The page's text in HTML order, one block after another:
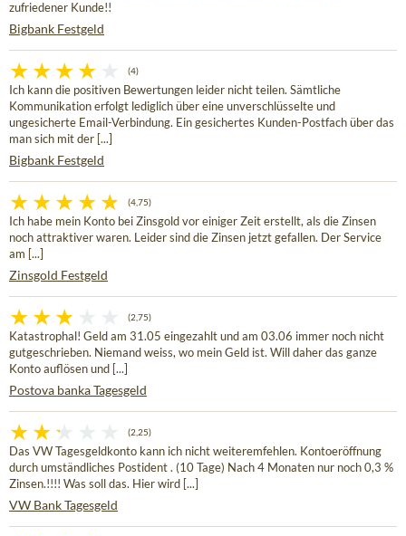
zufriedener Kunde!!
Bigbank Festgeld
(4)
Ich kann die positiven Bewertungen leider nicht teilen. Sämtliche
Kommunikation erfolgt lediglich über eine unverschlüsselte und
ungesicherte Email-Verbindung. Ein gesichertes Kunden-Postfach über das
man sich mit der [...]
Bigbank Festgeld
(4,75)
Ich habe mein Konto bei Zinsgold vor einiger Zeit erstellt, als die Zinsen
noch attraktiver waren. Leider sind die Zinsen jetzt gefallen. Der Service
am [...]
Zinsgold Festgeld
(2,75)
Katastrophal! Geld am 31.05 eingezahlt und am 03.06 immer noch nicht
gutgeschrieben. Niemand weiss, wo mein Geld ist. Will daher das ganze
Konto auflösen und [...]
Postova banka Tagesgeld
(2,25)
Das VW Tagesgeldkonto kann ich nicht weiteremfehlen. Kontoeröffnung
durch umständliches Postident . (10 Tage) Nach 4 Monaten nur noch 0,3 %
Zinsen.!!!! Was soll das. Hier wird [...]
VW Bank Tagesgeld